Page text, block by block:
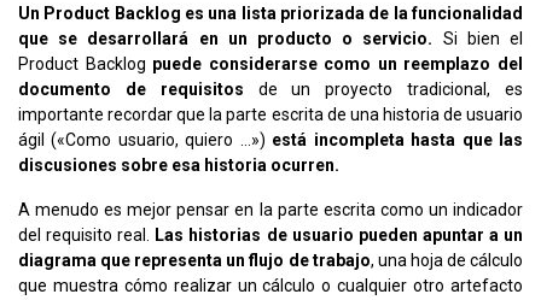
Un Product Backlog es una lista priorizada de la funcionalidad
que se desarrollará en un producto o servicio. Si bien el
Product Backlog puede considerarse como un reemplazo del
documento de requisitos de un proyecto tradicional, es
importante recordar que la parte escrita de una historia de usuario
ágil («Como usuario, quiero …») está incompleta hasta que las
discusiones sobre esa historia ocurren.
A menudo es mejor pensar en la parte escrita como un indicador
del requisito real.
Las historias de usuario pueden apuntar a un
diagrama que representa un flujo de trabajo, una hoja de cálculo
que muestra cómo realizar un cálculo o cualquier otro artefacto